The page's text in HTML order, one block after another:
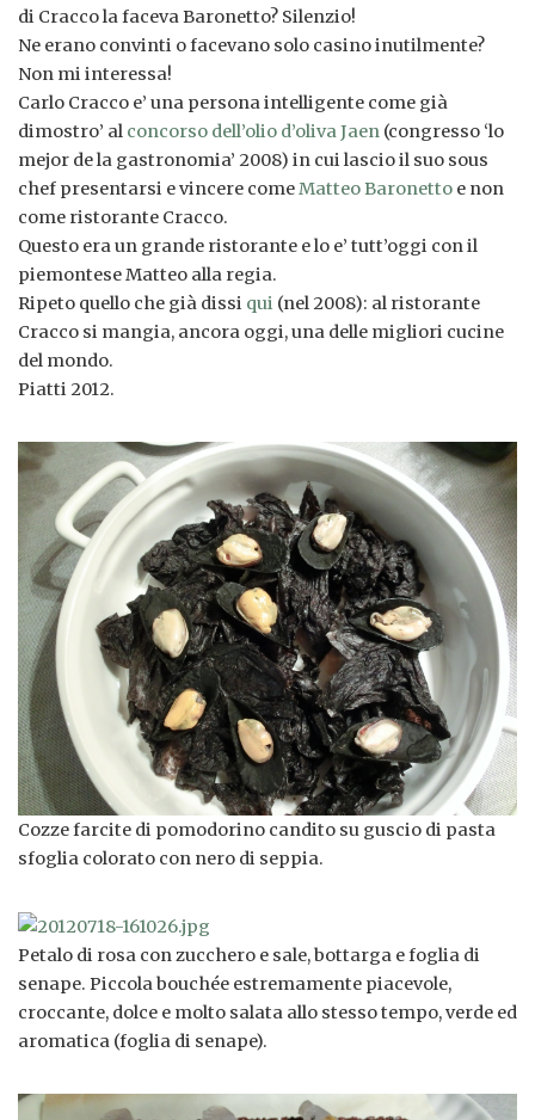
di Cracco la faceva Baronetto? Silenzio!
Ne erano convinti o facevano solo casino inutilmente?
Non mi interessa!
Carlo Cracco e’ una persona intelligente come già
dimostro’ al concorso dell’olio d’oliva Jaen (congresso ‘lo
mejor de la gastronomia’ 2008) in cui lascio il suo sous
chef presentarsi e vincere come Matteo Baronetto e non
come ristorante Cracco.
Questo era un grande ristorante e lo e’ tutt’oggi con il
piemontese Matteo alla regia.
Ripeto quello che già dissi qui (nel 2008): al ristorante
Cracco si mangia, ancora oggi, una delle migliori cucine
del mondo.
Piatti 2012.
Cozze farcite di pomodorino candito su guscio di pasta
sfoglia colorato con nero di seppia.
Petalo di rosa con zucchero e sale, bottarga e foglia di
senape. Piccola bouchée estremamente piacevole,
croccante, dolce e molto salata allo stesso tempo, verde ed
aromatica (foglia di senape).